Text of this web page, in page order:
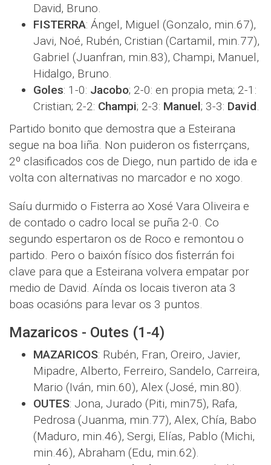
David, Bruno.
FISTERRA: Ángel, Miguel (Gonzalo, min.67),
Javi, Noé, Rubén, Cristian (Cartamil, min.77),
Gabriel (Juanfran, min.83), Champi, Manuel,
Hidalgo, Bruno.
Goles: 1-0: Jacobo; 2-0: en propia meta; 2-1:
Cristian; 2-2: Champi; 2-3: Manuel; 3-3: David.
Partido bonito que demostra que a Esteirana
segue na boa liña. Non puideron os fisterrçans,
2º clasificados cos de Diego, nun partido de ida e
volta con alternativas no marcador e no xogo.
Saíu durmido o Fisterra ao Xosé Vara Oliveira e
de contado o cadro local se puña 2-0. Co
segundo espertaron os de Roco e remontou o
partido. Pero o baixón físico dos fisterrán foi
clave para que a Esteirana volvera empatar por
medio de David. Aínda os locais tiveron ata 3
boas ocasións para levar os 3 puntos.
Mazaricos - Outes (1-4)
MAZARICOS: Rubén, Fran, Oreiro, Javier,
Mipadre, Alberto, Ferreiro, Sandelo, Carreira,
Mario (Iván, min.60), Alex (José, min.80).
OUTES: Jona, Jurado (Piti, min75), Rafa,
Pedrosa (Juanma, min.77), Alex, Chía, Babo
(Maduro, min.46), Sergi, Elías, Pablo (Michi,
min.46), Abraham (Edu, min.62).